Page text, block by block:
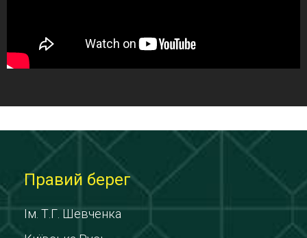
Правий берег
Ім. Т.Г. Шевченка